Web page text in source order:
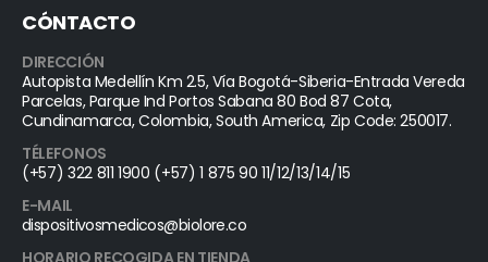
CÓNTACTO
DIRECCIÓN
Autopista Medellín Km 2.5, Vía Bogotá-Siberia-Entrada Vereda
Parcelas, Parque Ind Portos Sabana 80 Bod 87 Cota,
Cundinamarca, Colombia, South America, Zip Code: 250017.
TÉLEFONOS
(+57) 322 811 1900 (+57) 1 875 90 11/12/13/14/15
E-MAIL
dispositivosmedicos@biolore.co
HORARIO RECOGIDA EN TIENDA